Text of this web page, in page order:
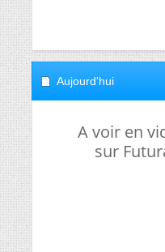
Aujourd'hui
A voir en
sur